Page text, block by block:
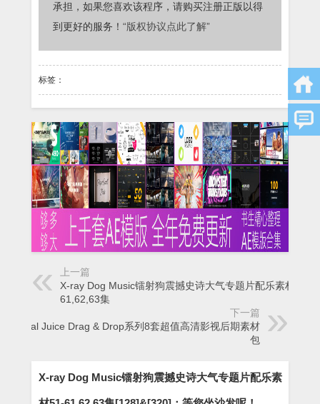
承担，如果您喜欢该程序，请购买注册正版以得
到更好的服务！ “版权协议点此了解”
标签：
上一篇
X-ray Dog Music镭射狗震撼史诗大气专题片配乐素材51-
61,62,63集
下一篇
Digital Juice Drag & Drop系列8套超值高清影视后期素材
包
X-ray Dog Music镭射狗震撼史诗大气专题片配乐素